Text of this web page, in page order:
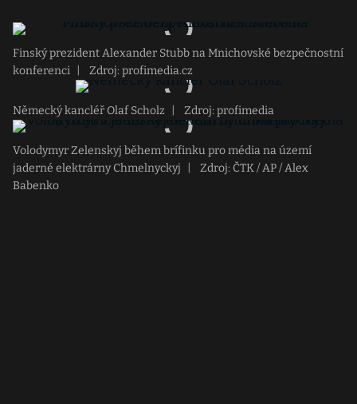
Finský prezident Alexander Stubb na Mnichovské bezpečnostní
konferenci
Zdroj: profimedia.cz
Německý kancléř Olaf Scholz Zdroj: profimedia
Volodymyr Zelenskyj během brífinku pro média na území
jaderné elektrárny Chmelnyckyj
Zdroj: ČTK / AP / Alex
Babenko